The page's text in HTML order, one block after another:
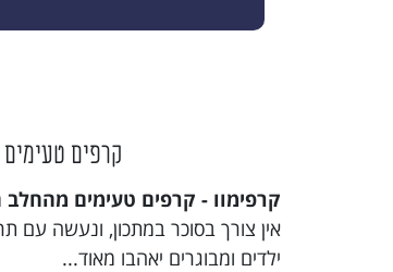
קרפים
קרפימוו - קרפים טעימים
אין צורך בסוכר במתכון, ונעשה עם
ילדים ומבוגרים יאהבו מאוד...